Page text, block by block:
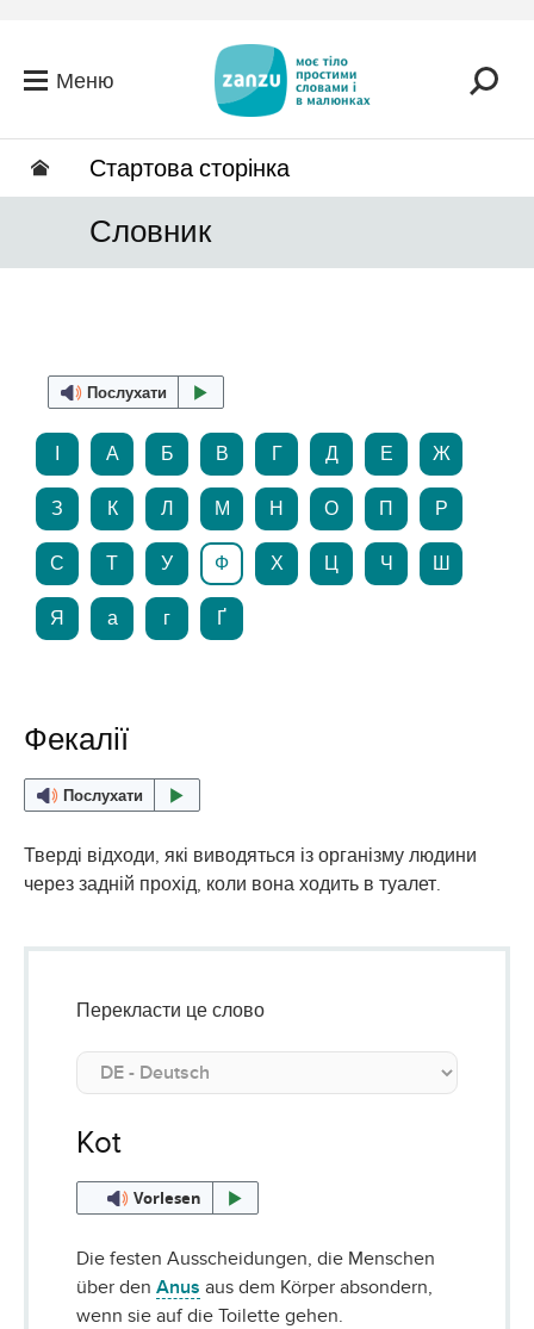
Меню
Стартова сторінка
Словник
Послухати
А Б В Г Д Е Ж
З К Л М Н О П Р
С Т У Ф Х Ц Ч Ш
Я а г Ґ
Фекалії
Послухати
Тверді відходи, які виводяться із організму людини
через задній прохід, коли вона ходить в туалет.
Перекласти це слово
Kot
Vorlesen
Die festen Ausscheidungen, die Menschen
über den Anus aus dem Körper absondern,
wenn sie auf die Toilette gehen.